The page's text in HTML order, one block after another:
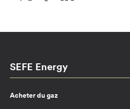
SEFE Energy
Acheter du gaz